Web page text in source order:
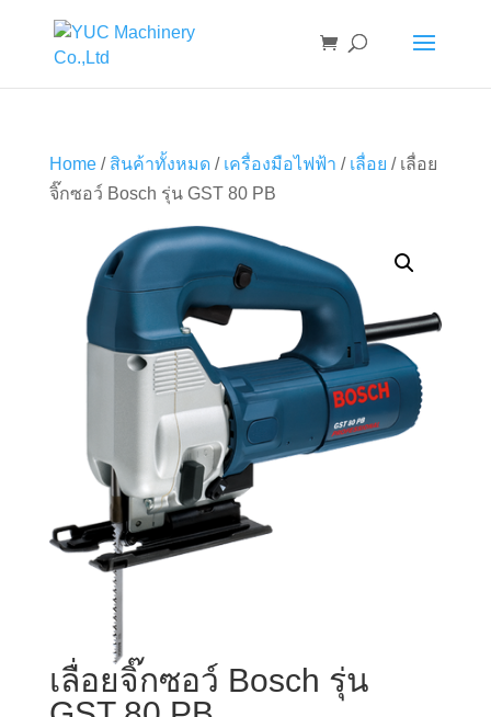
Home/ สินค้าทั้งหมด/ เครื่องมือไฟฟ้า / เลื่อย / เลื่อย
จิ๊กซอว์ Bosch รุ่น GST 80 PB
เลื่อยจิ๊กซอว์ Bosch รุ่น